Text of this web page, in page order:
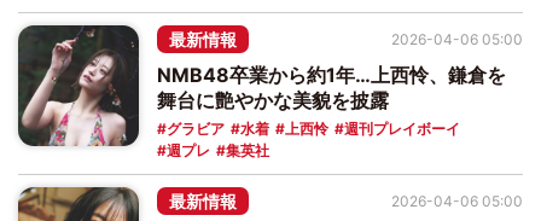
最新情報
NMB48卒業から約1年…上西怜、鎌倉を
舞台に艶やかな美貌を披露
グラビア 水着 上西怜
週刊プレイボーイ
週プレ
集英社
2026-04-06 05:00
最新情報 2026-04-06 05:00